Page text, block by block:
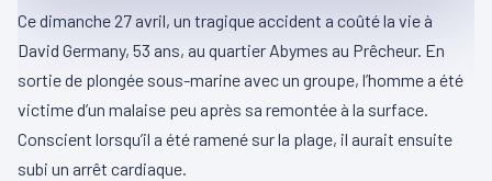
Ce dimanche 27 avril, un tragique accident a coûté la vie à
David Germany, 53 ans, au quartier Abymes au Prêcheur. En
sortie de plongée sous-marine avec un groupe, l’homme a été
victime d’un malaise peu après sa remontée à la surface.
Conscient lorsqu’il a été ramené sur la plage, il aurait ensuite
subi un arrêt cardiaque.